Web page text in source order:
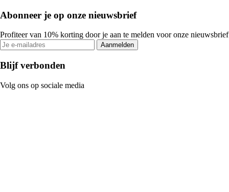
Abonneer je op onze nieuwsbrief
Profiteer van 10% korting door je aan te melden voor onze nieuwsbrief
Aanmelden
Blijf verbonden
Volg ons op sociale media